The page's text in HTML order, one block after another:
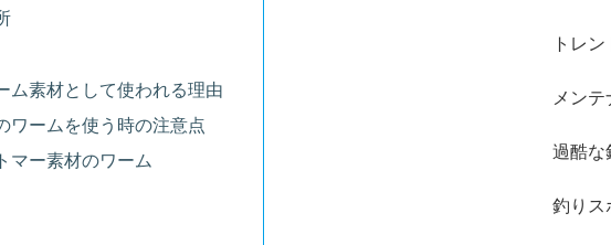
ム素材として使われる理由
ワームを使う時の注意点
マー素材のワーム
トレン
メンテ
過酷な
釣りス